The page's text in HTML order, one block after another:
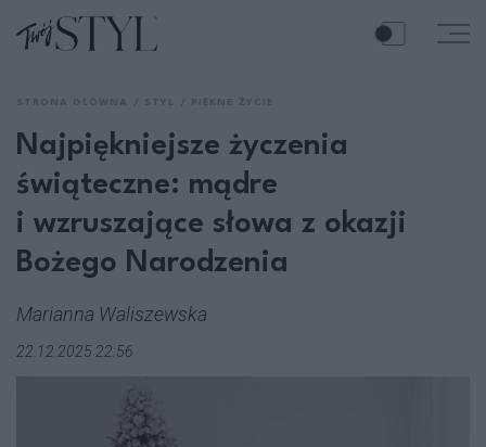
Najpiękniejsze życzenia
świąteczne: mądre
i wzruszające słowa z okazji
Bożego Narodzenia
Marianna Waliszewska
22.12.2025 22:56